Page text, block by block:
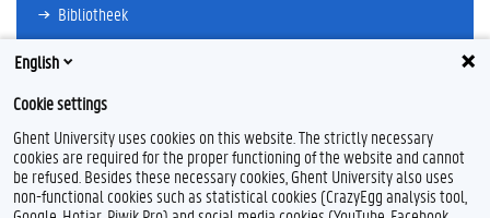
Bibliotheek
TimeEdit
Ufora
Oasis
Research Explorer
English
Cookie settings
Ghent University uses cookies on this website. The strictly necessary
cookies are required for the proper functioning of the website and cannot
be refused. Besides these necessary cookies, Ghent University also uses
non-functional cookies such as statistical cookies (CrazyEgg analysis tool,